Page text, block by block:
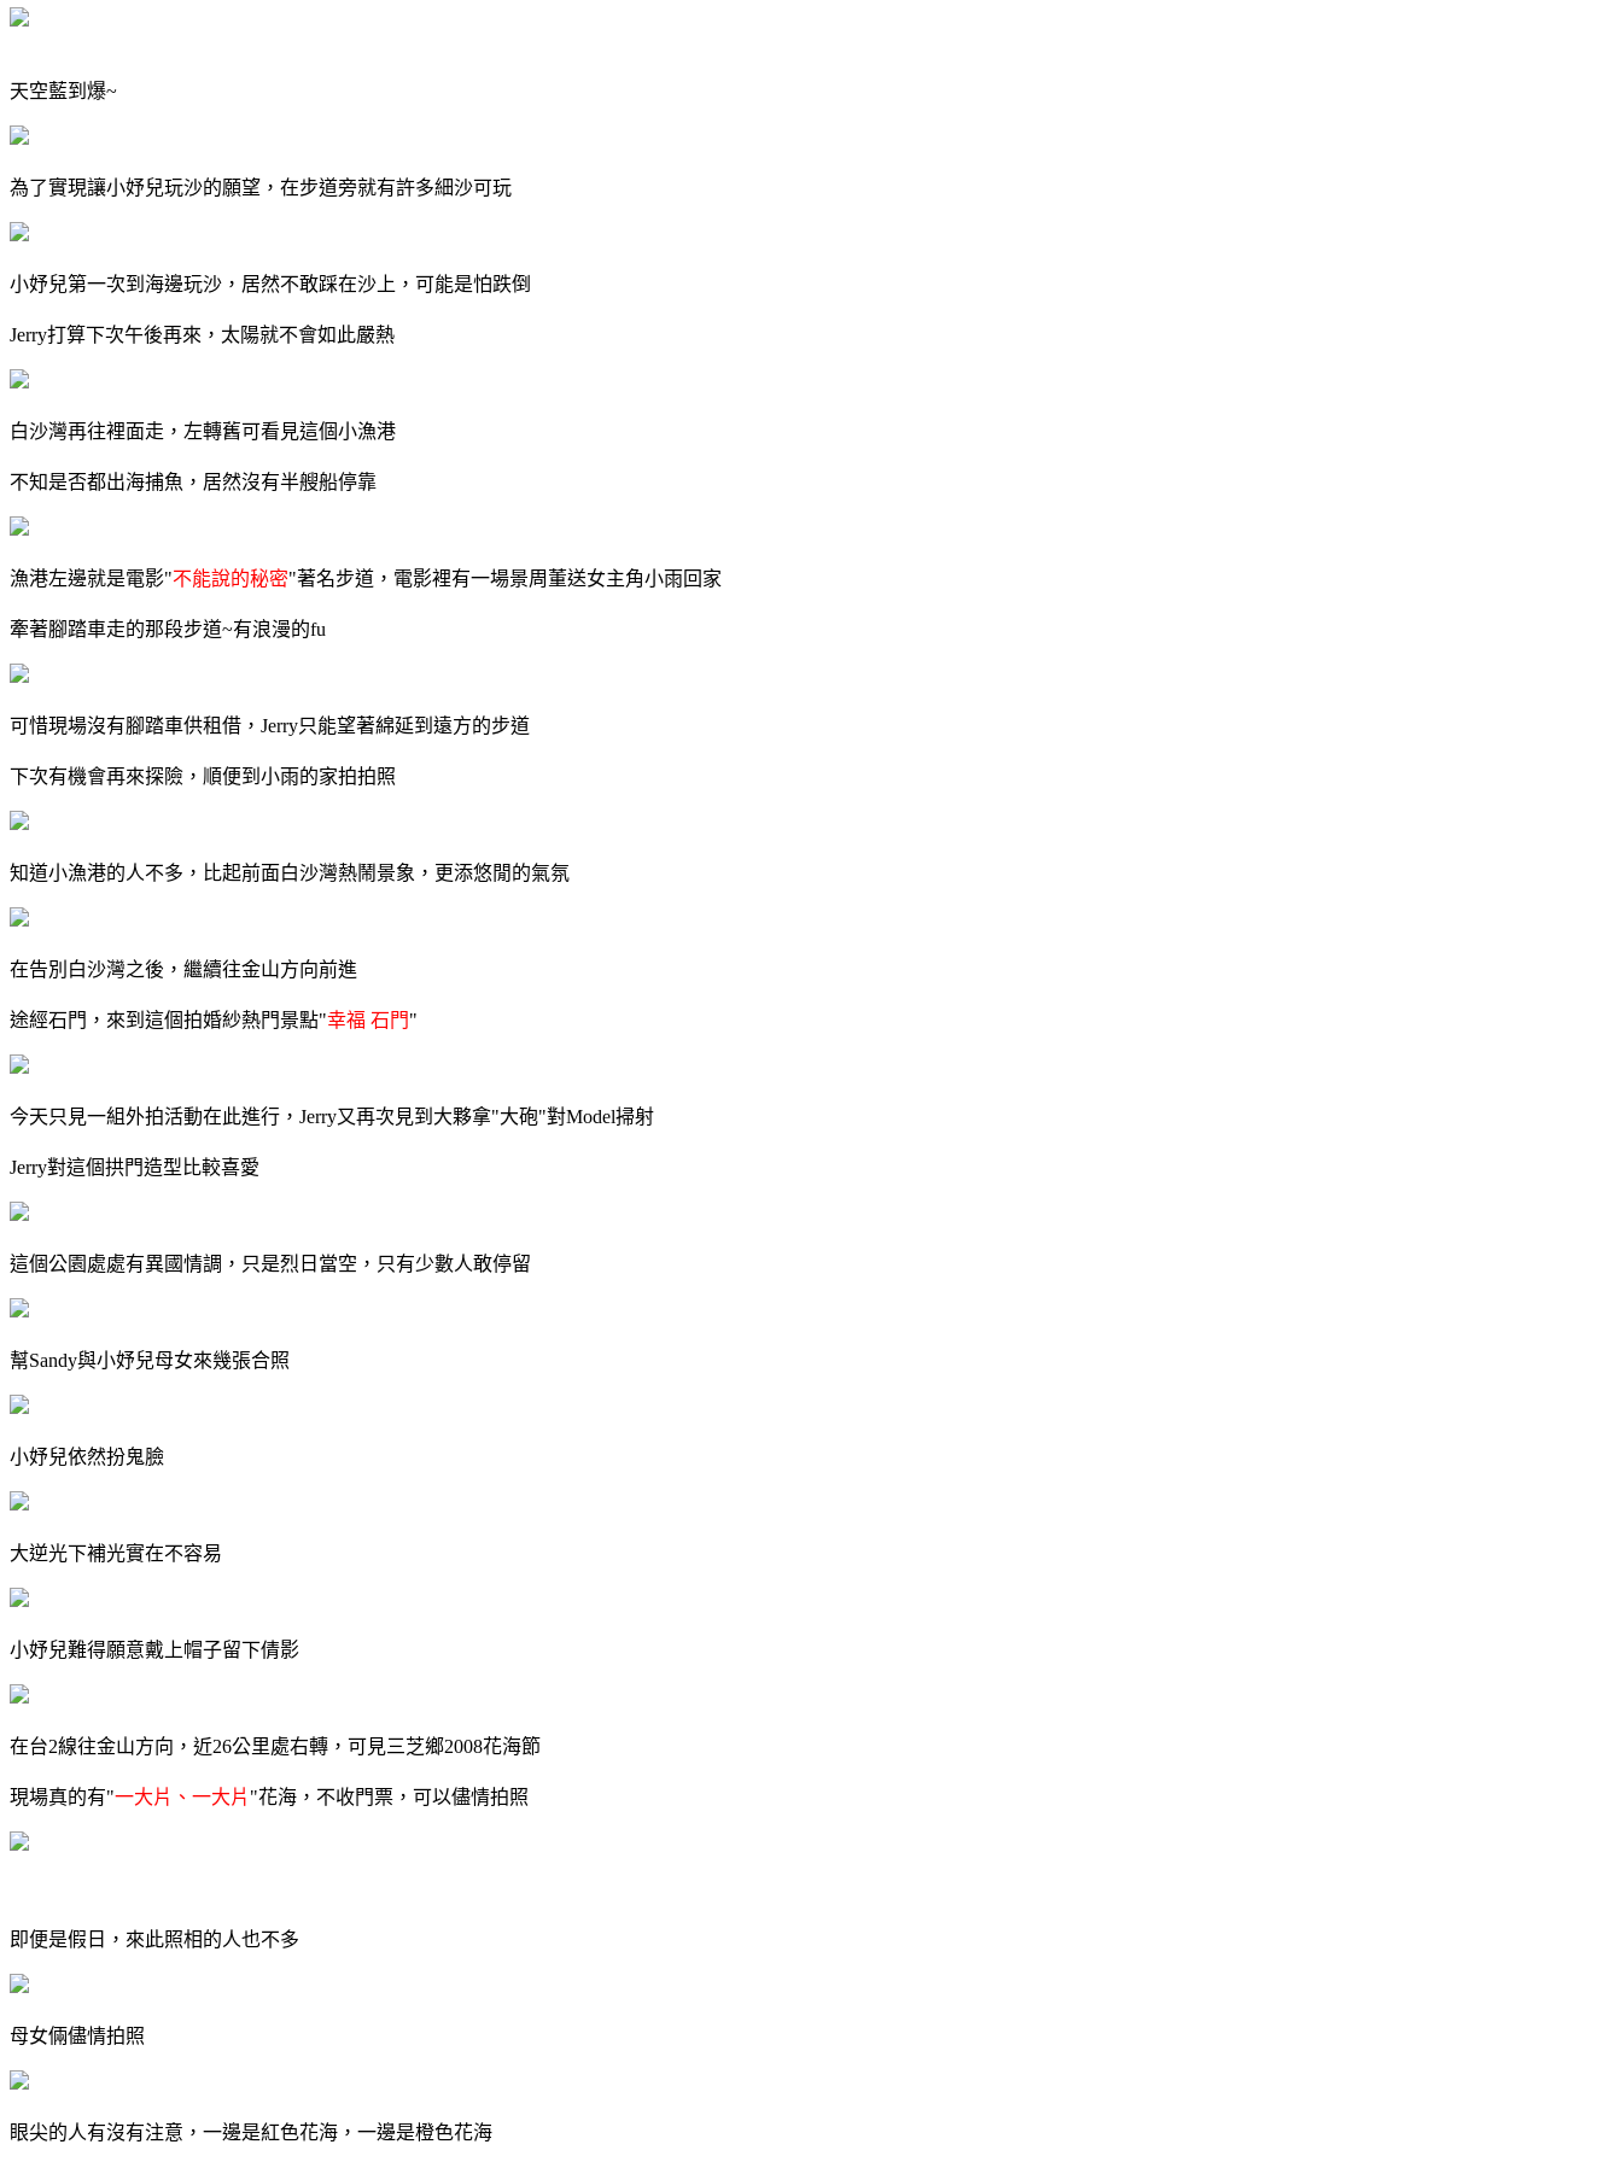
天空藍到爆~
為了實現讓小妤兒玩沙的願望，在步道旁就有許多細沙可玩
小妤兒第一次到海邊玩沙，居然不敢踩在沙上，可能是怕跌倒
Jerry打算下次午後再來，太陽就不會如此嚴熱
白沙灣再往裡面走，左轉舊可看見這個小漁港
不知是否都出海捕魚，居然沒有半艘船停靠
漁港左邊就是電影"不能說的秘密"著名步道，電影裡有一場景周董送女主角小雨回家
牽著腳踏車走的那段步道~有浪漫的fu
可惜現場沒有腳踏車供租借，Jerry只能望著綿延到遠方的步道
下次有機會再來探險，順便到小雨的家拍拍照
知道小漁港的人不多，比起前面白沙灣熱鬧景象，更添悠閒的氣氛
在告別白沙灣之後，繼續往金山方向前進
途經石門，來到這個拍婚紗熱門景點"幸福 石門"
今天只見一組外拍活動在此進行，Jerry又再次見到大夥拿"大砲"對Model掃射
Jerry對這個拱門造型比較喜愛
這個公園處處有異國情調，只是烈日當空，只有少數人敢停留
幫Sandy與小妤兒母女來幾張合照
小妤兒依然扮鬼臉
大逆光下補光實在不容易
小妤兒難得願意戴上帽子留下倩影
在台2線往金山方向，近26公里處右轉，可見三芝鄉2008花海節
現場真的有"一大片、一大片 "花海，不收門票，可以儘情拍照
即便是假日，來此照相的人也不多
母女倆儘情拍照
眼尖的人有沒有注意，一邊是紅色花海，一邊是橙色花海